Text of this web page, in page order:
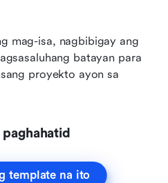
mag-isa, nagbibigay ang
batayan para
proyekto ayon sa
template na ito